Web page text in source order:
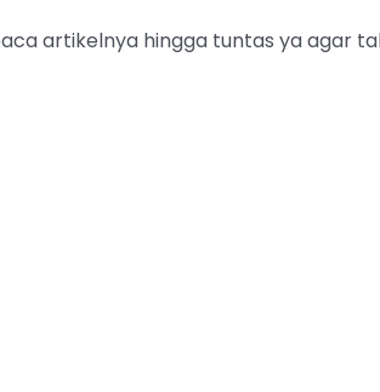
artikelnya hingga tuntas ya agar